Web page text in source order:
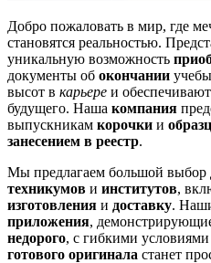
Добро пожаловать в мир, где
становятся реальностью.
уникальную возможность
документы об окончании
высот в карьере и
будущего. Наша компания
выпускникам корочки и
занесением в реестр.
Мы предлагаем большой выбор
техникумов и институтов,
изготовления и доставку.
приложения,
недорого, с гибкими условиями
готового оригинала станет